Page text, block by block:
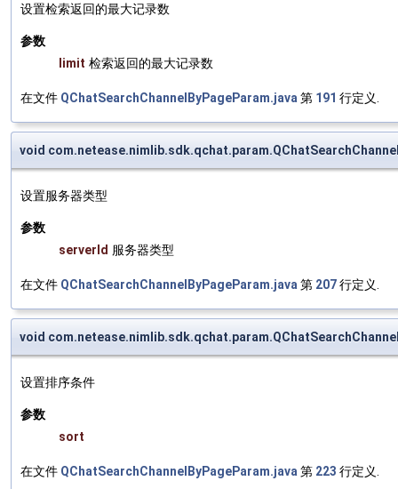
设置检索返回的最大记录数
参数
limit 检索返回的最大记录数
在文件 QChatSearchChannelByPageParam.java 第 191 行定义.
void
设置服务器类型
参数
serverId 服务器类型
在文件 QChatSearchChannelByPageParam.java 第 207行定义.
void
设置排序条件
参数
sort
在文件 QChatSearchChannelByPageParam.java 第 223 行定义.